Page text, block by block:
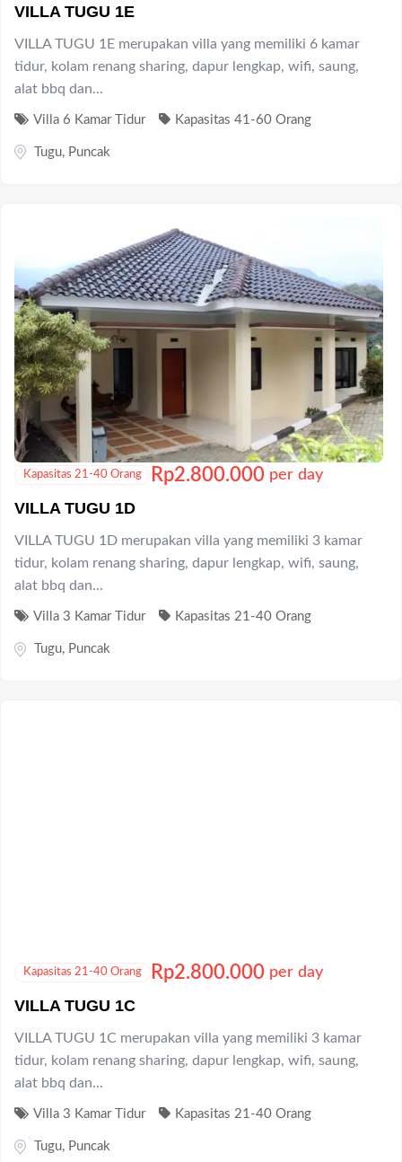
VILLA TUGU 1E
VILLA TUGU 1E merupakan villa yang memiliki 6 kamar
tidur, kolam renang sharing, dapur lengkap, wifi, saung,
alat bbq dan...
Villa 6 Kamar Tidur Kapasitas 41-60 Orang
Tugu, Puncak
Kapasitas 21-40 Orang Rp2.800.000 per day
VILLA TUGU 1D
VILLA TUGU 1D merupakan villa yang memiliki 3 kamar
tidur, kolam renang sharing, dapur lengkap, wifi, saung,
alat bbq dan...
Villa 3 Kamar Tidur Kapasitas 21-40 Orang
Tugu, Puncak